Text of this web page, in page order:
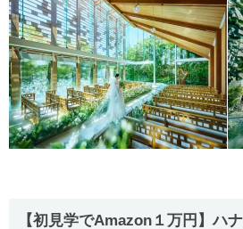
【初見学でAmazon１万円】ハ